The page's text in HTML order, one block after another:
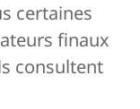
certaines
finaux
consultent